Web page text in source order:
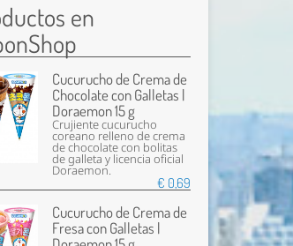
en
Cucurucho de Crema de
Chocolate con Galletas |
Doraemon 15 g
Crujiente cucurucho
coreano relleno de crema
de chocolate con bolitas
de galleta y licencia oficial
Doraemon.
€ 0,69
Cucurucho de Crema de
Fresa con Galletas |